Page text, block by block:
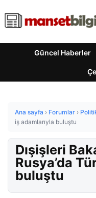
Güncel Haberler
Ana sayfa › Forumlar ›
iş adamlarıyla buluştu
Dışişleri
Rusya’da
buluştu